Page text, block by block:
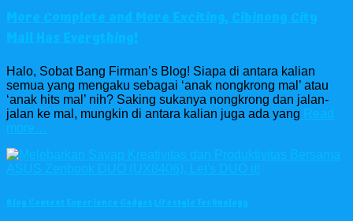
More Complete and More Exciting, Cibinong City
Mall Has Everything!
Halo, Sobat Bang Firman’s Blog! Siapa di antara kalian
semua yang mengaku sebagai ‘anak nongkrong mal’ atau
‘anak hits mal’ nih? Saking sukanya nongkrong dan jalan-
jalan ke mal, mungkin di antara kalian juga ada yang Read
more…
Blog ContestExperienceGadgetLifestyleTechnology